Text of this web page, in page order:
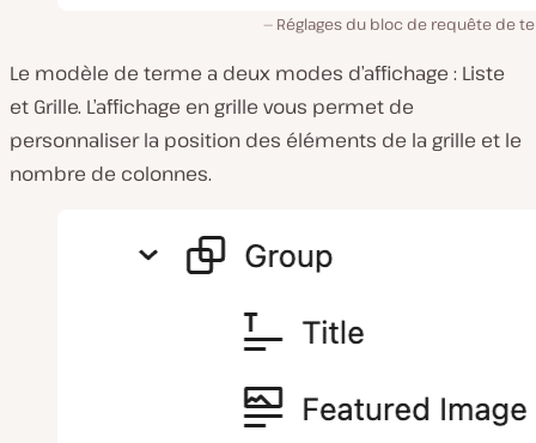
Réglages du bloc de requête de
Le modèle de terme a deux modes d’affichage : Liste
et Grille. L’affichage en grille vous permet de
personnaliser la position des éléments de la grille et le
nombre de colonnes.